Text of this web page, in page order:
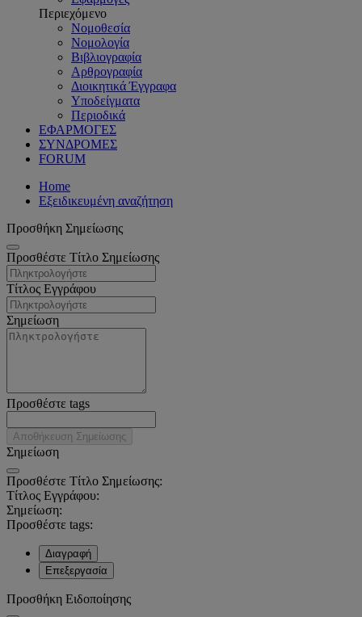
Περιεχόμενο
Νομοθεσία
Νομολογία
Βιβλιογραφία
Αρθρογραφία
Διοικητικά Έγγραφα
Υποδείγματα
Περιοδικά
ΕΦΑΡΜΟΓΕΣ
ΣΥΝΔΡΟΜΕΣ
FORUM
Home
Εξειδικευμένη αναζήτηση
Προσθήκη Σημείωσης
Προσθέστε Τίτλο Σημείωσης
Τίτλος Εγγράφου
Σημείωση
Προσθέστε tags
Αποθήκευση Σημείωσης
Σημείωση
Προσθέστε Τίτλο Σημείωσης:
Τίτλος Εγγράφου:
Σημείωση:
Προσθέστε tags:
Διαγραφή
Επεξεργασία
Προσθήκη Ειδοποίησης